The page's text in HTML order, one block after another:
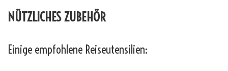
NÜTZLICHES ZUBEHÖR
Einige empfohlene Reiseutensilien: